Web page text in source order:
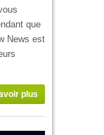
que
News est
plus